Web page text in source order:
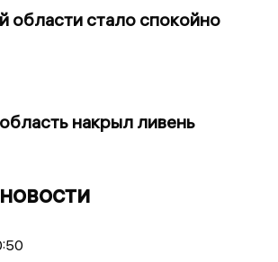
области стало спокойно
накрыл ливень